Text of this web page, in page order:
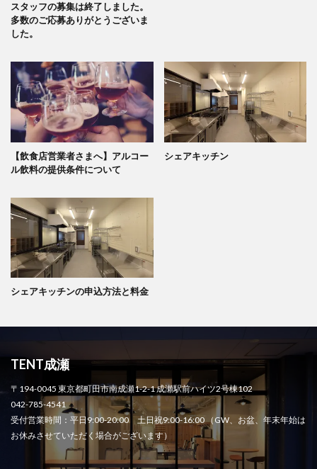
スタッフの募集は終了しました。
多数のご応募ありがとうございま
した。
【飲食店営業者さまへ】アルコー
ル飲料の提供条件について
シェアキッチン
シェアキッチンの申込方法と料金
TENT成瀬
〒194-0045 東京都町田市南成瀬1-2-1 成瀬駅前ハイツ2号棟102
042-785-4541
受付営業時間：平日9:00-20:00 土日祝9:00-16:00 （GW、お盆、年末年始は
お休みさせていただく場合がございます）